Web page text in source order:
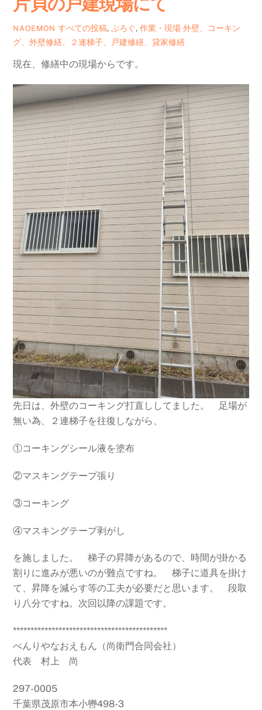
NAOEMON すべての投稿, ぶろぐ, 作業・現場 外壁、コーキン
グ、外壁修繕、２連梯子、戸建修繕、貸家修繕
現在、修繕中の現場からです。
先日は、外壁のコーキング打直ししてました。 足場が
無い為、２連梯子を往復しながら、
①コーキングシール液を塗布
②マスキングテープ張り
③コーキング
④マスキングテープ剥がし
を施しました。 梯子の昇降があるので、時間が掛かる
割りに進みが悪いのが難点ですね。 梯子に道具を掛け
て、昇降を減らす等の工夫が必要だと思います。 段取
り八分ですね。次回以降の課題です。
********************************************
べんりやなおえもん（尚衛門合同会社）
代表 村上 尚
297-0005
千葉県茂原市本小轡498-3